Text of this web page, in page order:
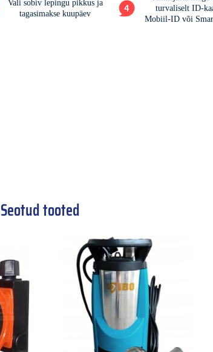
Seotud tooted